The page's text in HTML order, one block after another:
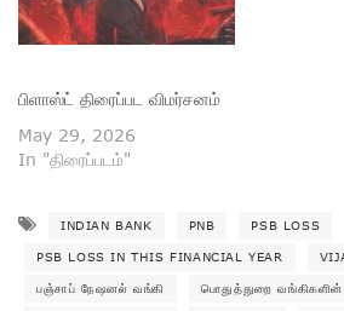
பிளாஸ்ட் திரைப்பட விமர்சனம்
May 29, 2026
In "திரைப்படம்"
INDIAN BANK PNB PSB LOSS
PSB LOSS IN THIS FINANCIAL YEAR
பஞ்சாப் நேஷனல் வங்கி பொதுத்துறை